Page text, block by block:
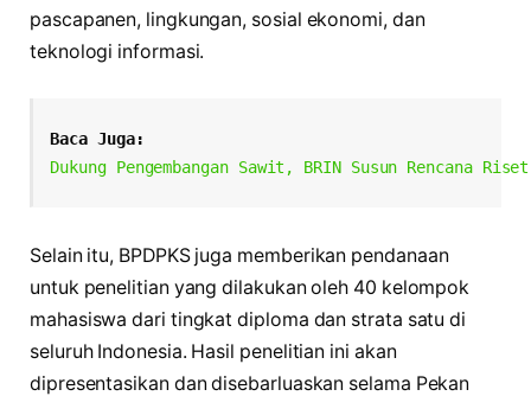
pascapanen, lingkungan, sosial ekonomi, dan
teknologi informasi.
Baca Juga:
Dukung Pengembangan Sawit, BRIN Susun Rencana
Selain itu, BPDPKS juga memberikan pendanaan
untuk penelitian yang dilakukan oleh 40 kelompok
mahasiswa dari tingkat diploma dan strata satu di
seluruh Indonesia. Hasil penelitian ini akan
dipresentasikan dan disebarluaskan selama Pekan